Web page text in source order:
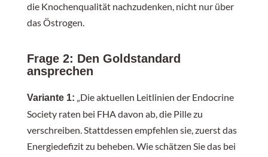
die Knochenqualität nachzudenken, nicht nur über
das Östrogen.
Frage 2: Den Goldstandard
ansprechen
Variante 1: „Die aktuellen Leitlinien der Endocrine
Society raten bei FHA davon ab, die Pille zu
verschreiben. Stattdessen empfehlen sie, zuerst das
Energiedefizit zu beheben. Wie schätzen Sie das bei